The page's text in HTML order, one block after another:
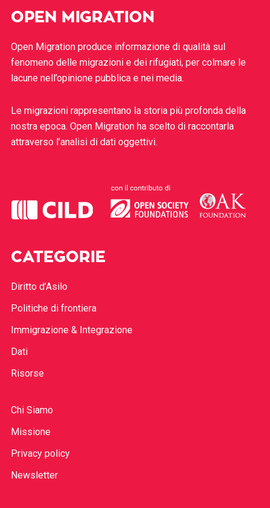
OPEN MIGRATION
Open Migration produce informazione di qualità sul
fenomeno delle migrazioni e dei rifugiati, per colmare le
lacune nell’opinione pubblica e nei media.
Le migrazioni rappresentano la storia più profonda della
nostra epoca. Open Migration ha scelto di raccontarla
attraverso l’analisi di dati oggettivi.
CATEGORIE
Diritto d’Asilo
Politiche di frontiera
Immigrazione & Integrazione
Dati
Risorse
Chi Siamo
Missione
Privacy policy
Newsletter